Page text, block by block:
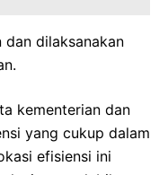
dilaksanakan
kementerian dan
yang cukup dalam
efisiensi ini